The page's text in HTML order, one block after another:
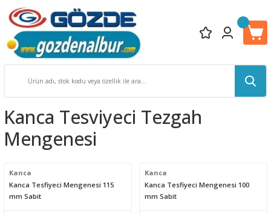
Kanca Tesviyeci Tezgah
Mengenesi
Kanca
Kanca Tesfiyeci Mengenesi 115
mm Sabit
Kanca
Kanca Tesfiyeci Mengenesi 100
mm Sabit